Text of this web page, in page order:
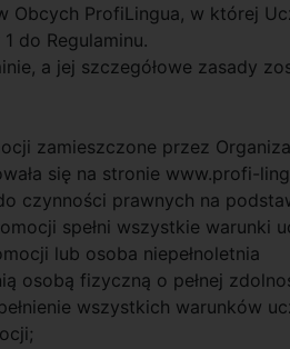
Obcych ProfiLingua, w której
do Regulaminu.
a jej szczegółowe zasady
zamieszczone przez
się na stronie www.profi-
czynności prawnych na
spełni wszystkie warunki
lub osoba niepełnoletnia
osobą fizyczną o pełnej
wszystkich warunków